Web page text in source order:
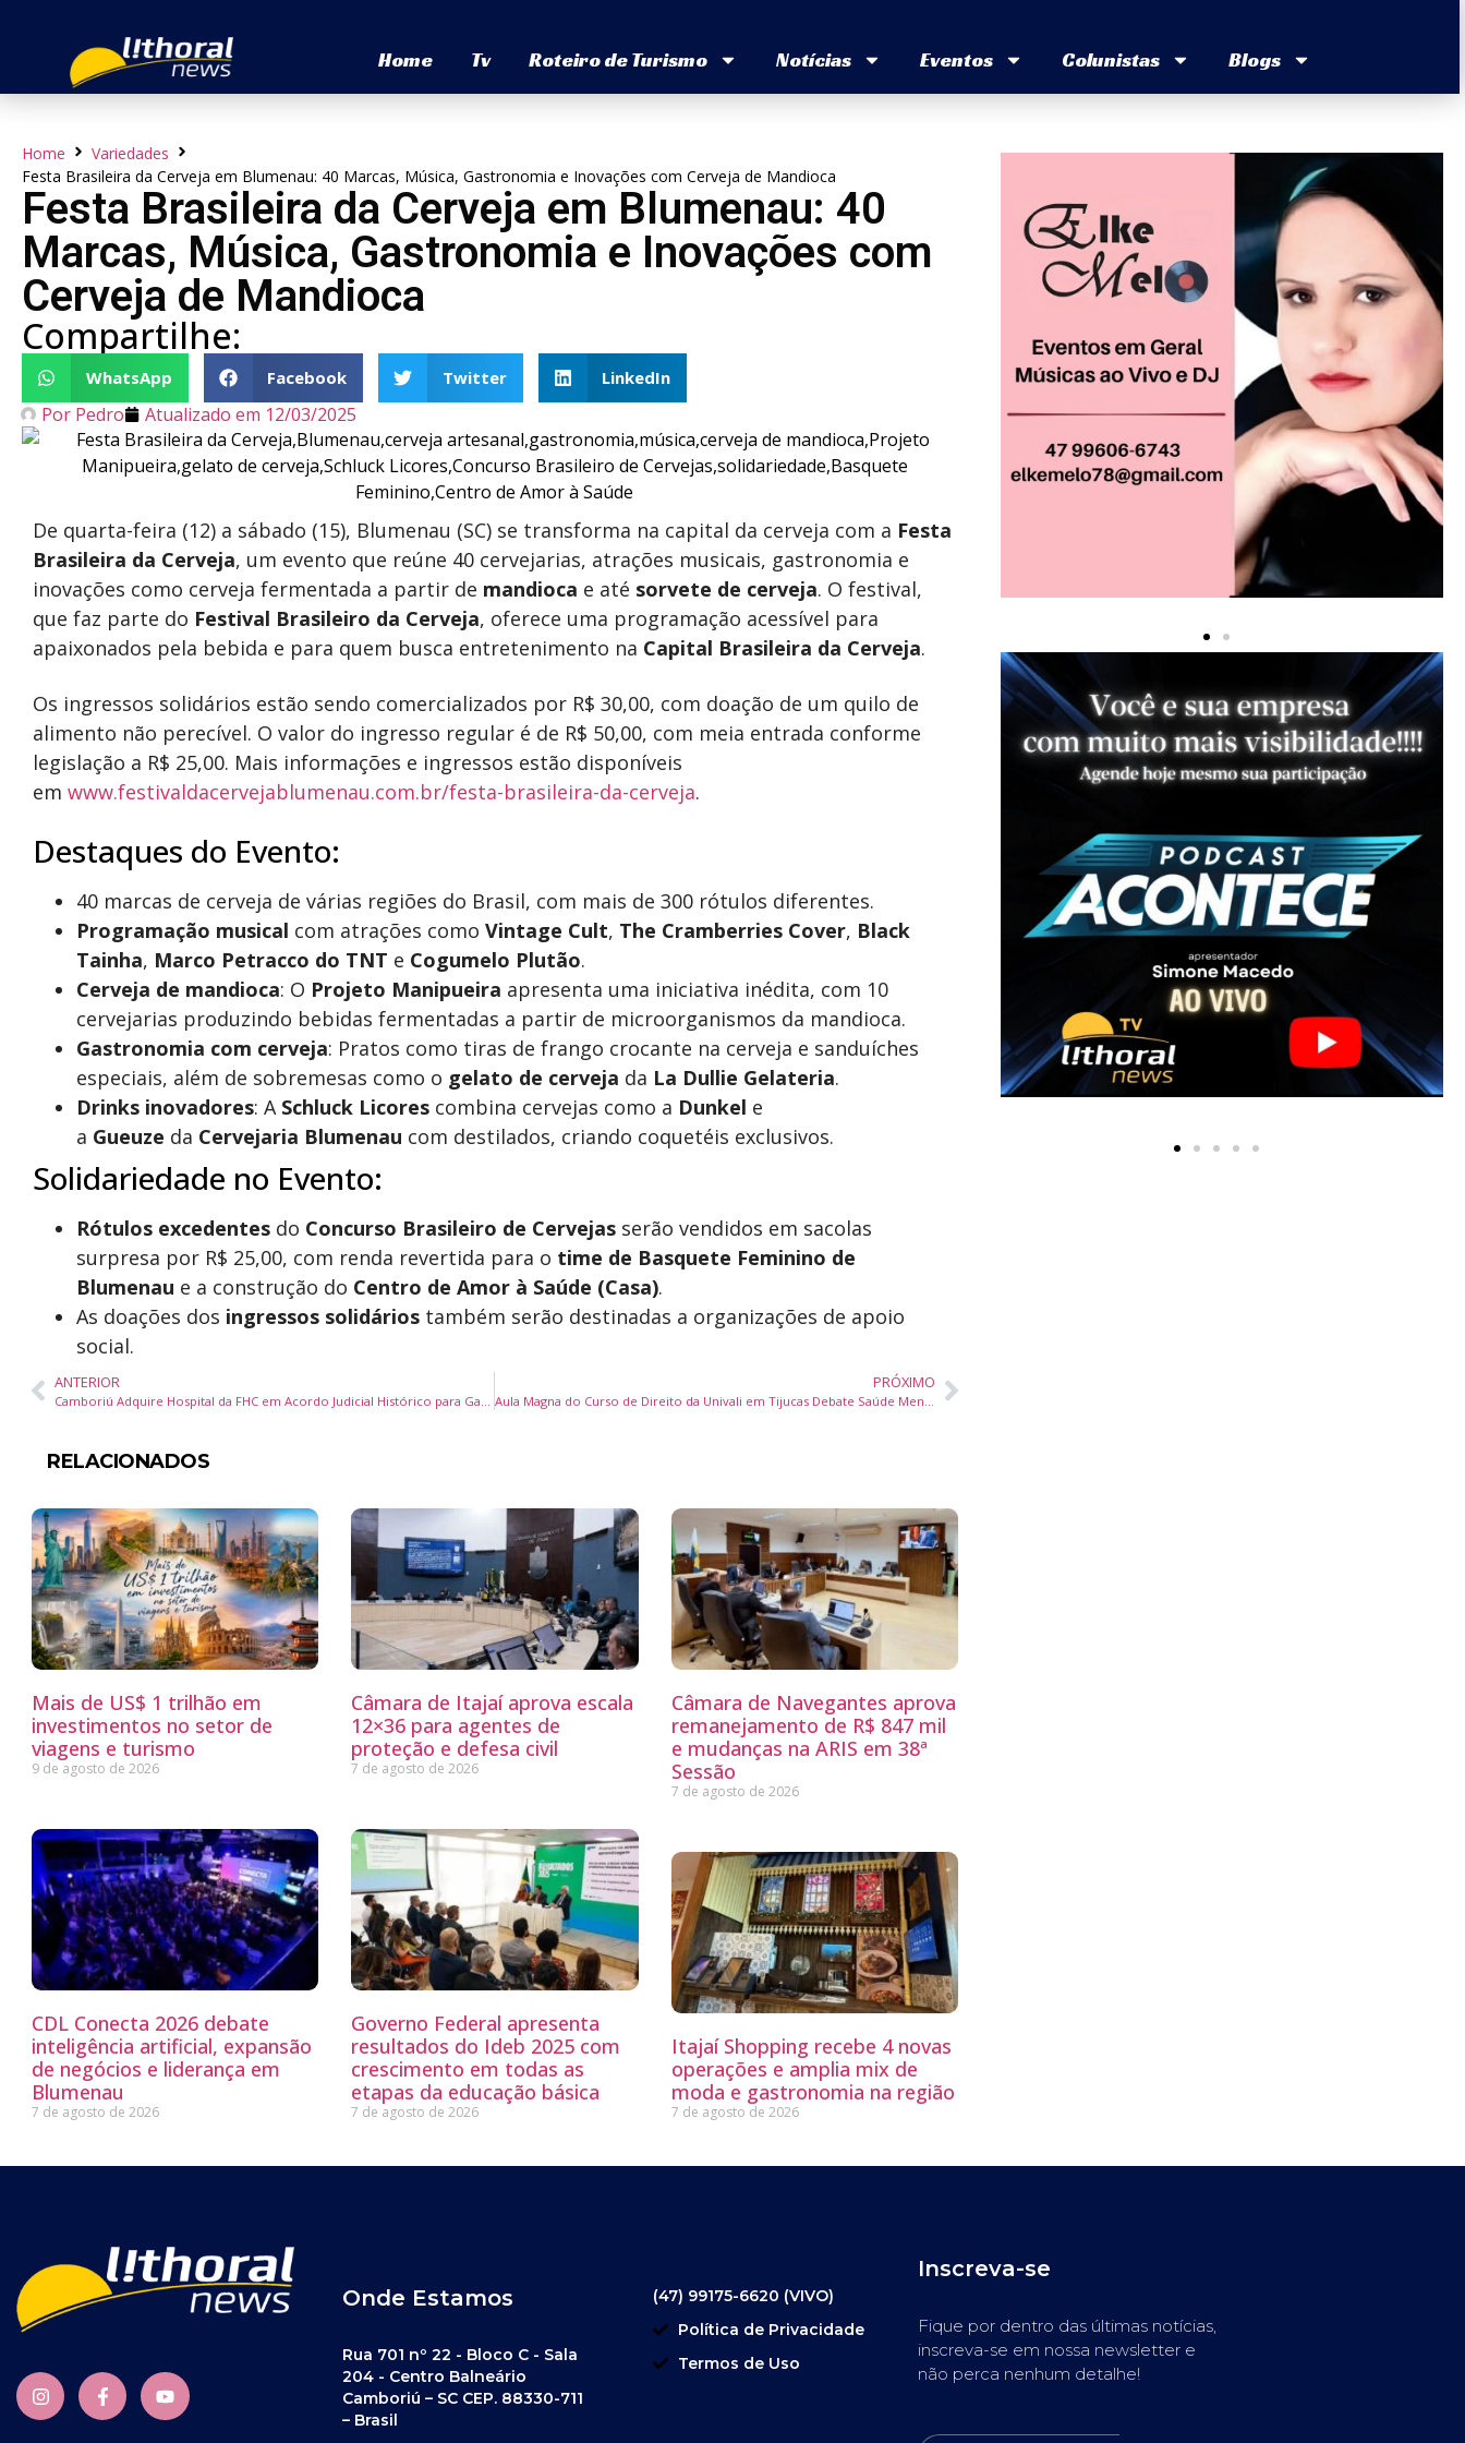
Home Tv Roteiro de Turismo Notícias Eventos Colunistas Blogs
Home
Variedades
Festa Brasileira da Cerveja em Blumenau: 40 Marcas, Música, Gastronomia e Inovações com Cerveja de Mandioca
Festa Brasileira da Cerveja em Blumenau: 40
Marcas, Música, Gastronomia e Inovações com
Cerveja de Mandioca
Compartilhe:
WhatsApp Facebook Twitter LinkedIn
Por Pedro Atualizado em 12/03/2025
De quarta-feira (12) a sábado (15), Blumenau (SC) se transforma na capital da cerveja com a Festa
Brasileira da Cerveja, um evento que reúne 40 cervejarias, atrações musicais, gastronomia e
inovações como cerveja fermentada a partir de mandioca e até sorvete de cerveja. O festival,
que faz parte do Festival Brasileiro da Cerveja, oferece uma programação acessível para
apaixonados pela bebida e para quem busca entretenimento na Capital Brasileira da Cerveja.
Os ingressos solidários estão sendo comercializados por R$ 30,00, com doação de um quilo de
alimento não perecível. O valor do ingresso regular é de R$ 50,00, com meia entrada conforme
legislação a R$ 25,00. Mais informações e ingressos estão disponíveis
em www.festivaldacervejablumenau.com.br/festa-brasileira-da-cerveja.
Destaques do Evento:
40 marcas de cerveja de várias regiões do Brasil, com mais de 300 rótulos diferentes.
Programação musical com atrações como Vintage Cult, The Cramberries Cover, Black
Tainha, Marco Petracco do TNT e Cogumelo Plutão.
Cerveja de mandioca: O Projeto Manipueira apresenta uma iniciativa inédita, com 10
cervejarias produzindo bebidas fermentadas a partir de microorganismos da mandioca.
Gastronomia com cerveja: Pratos como tiras de frango crocante na cerveja e sanduíches
especiais, além de sobremesas como o gelato de cerveja da La Dullie Gelateria.
Drinks inovadores: A Schluck Licores combina cervejas como a Dunkel e
a Gueuze da Cervejaria Blumenau com destilados, criando coquetéis exclusivos.
Solidariedade no Evento:
Rótulos excedentes do Concurso Brasileiro de Cervejas serão vendidos em sacolas
surpresa por R$ 25,00, com renda revertida para o time de Basquete Feminino de
Blumenau e a construção do Centro de Amor à Saúde (Casa).
As doações dos ingressos solidários também serão destinadas a organizações de apoio
social.
ANTERIOR PRÓXIMO
RELACIONADOS
Mais de US$ 1 trilhão em
investimentos no setor de
viagens e turismo
9 de agosto de 2026
Câmara de Itajaí aprova escala
12×36 para agentes de
proteção e defesa civil
7 de agosto de 2026
Câmara de Navegantes aprova
remanejamento de R$ 847 mil
e mudanças na ARIS em 38ª
Sessão
7 de agosto de 2026
CDL Conecta 2026 debate
inteligência artificial, expansão
de negócios e liderança em
Blumenau
7 de agosto de 2026
Governo Federal apresenta
resultados do Ideb 2025 com
crescimento em todas as
etapas da educação básica
7 de agosto de 2026
Itajaí Shopping recebe 4 novas
operações e amplia mix de
moda e gastronomia na região
7 de agosto de 2026
Onde Estamos
Rua 701 nº 22 - Bloco C - Sala
204 - Centro Balneário
Camboriú – SC CEP. 88330-711
– Brasil
(47) 99175-6620 (VIVO)
Política de Privacidade
Termos de Uso
Inscreva-se
Fique por dentro das últimas notícias,
inscreva-se em nossa newsletter e
não perca nenhum detalhe!